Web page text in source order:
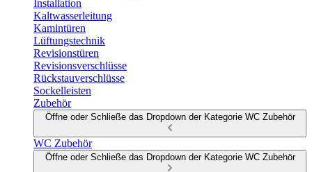
Installation
Kaltwasserleitung
Kamintüren
Lüftungstechnik
Revisionstüren
Revisionsverschlüsse
Rückstauverschlüsse
Sockelleisten
Zubehör
Öffne oder Schließe das Dropdown der Kategorie WC Zubehör
WC Zubehör
Öffne oder Schließe das Dropdown der Kategorie WC Zubehör